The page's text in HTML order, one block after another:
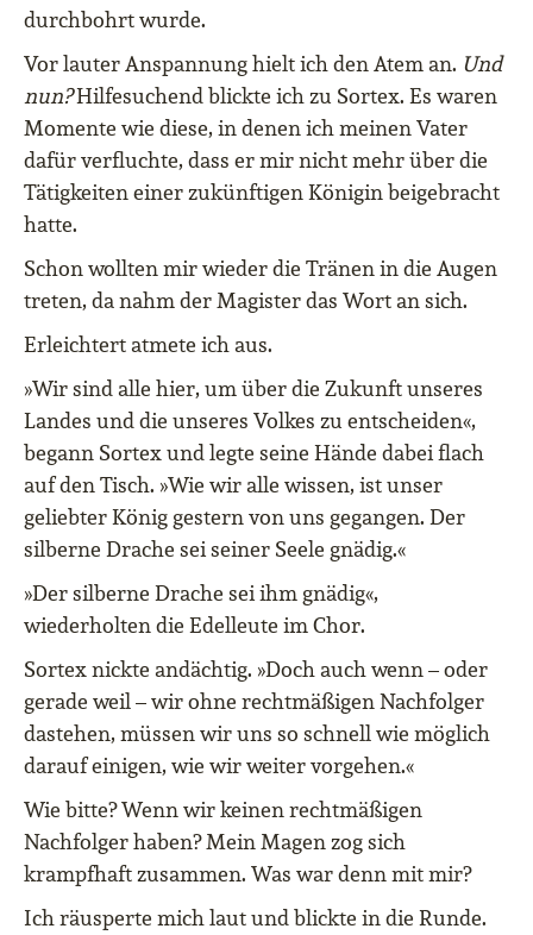
durchbohrt wurde.
Vor lauter Anspannung hielt ich den Atem an. Und
nun?Hilfesuchend blickte ich zu Sortex. Es waren
Momente wie diese, in denen ich meinen Vater
dafür verfluchte, dass er mir nicht mehr über die
Tätigkeiten einer zukünftigen Königin beigebracht
hatte.
Schon wollten mir wieder die Tränen in die Augen
treten, da nahm der Magister das Wort an sich.
Erleichtert atmete ich aus.
»Wir sind alle hier, um über die Zukunft unseres
Landes und die unseres Volkes zu entscheiden«,
begann Sortex und legte seine Hände dabei flach
auf den Tisch. »Wie wir alle wissen, ist unser
geliebter König gestern von uns gegangen. Der
silberne Drache sei seiner Seele gnädig.«
»Der silberne Drache sei ihm gnädig«,
wiederholten die Edelleute im Chor.
Sortex nickte andächtig. »Doch auch wenn – oder
gerade weil – wir ohne rechtmäßigen Nachfolger
dastehen, müssen wir uns so schnell wie möglich
darauf einigen, wie wir weiter vorgehen.«
Wie bitte? Wenn wir keinen rechtmäßigen
Nachfolger haben? Mein Magen zog sich
krampfhaft zusammen. Was war denn mit mir?
Ich räusperte mich laut und blickte in die Runde.